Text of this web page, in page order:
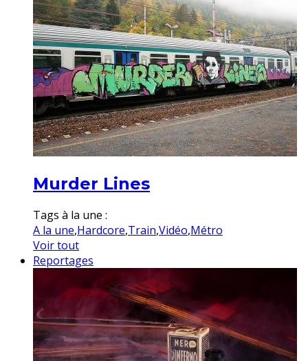
Murder Lines
Tags à la une :
A la une,Hardcore,Train,Vidéo,Métro
Voir tout
Reportages